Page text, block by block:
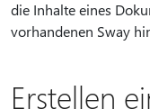
die Inhalte eines
vorhandenen Sway
Erstellen